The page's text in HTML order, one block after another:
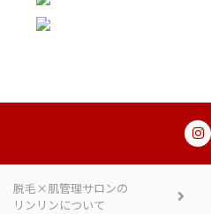
両ひざ下
脱毛×肌管理サロンの
リンリンについて